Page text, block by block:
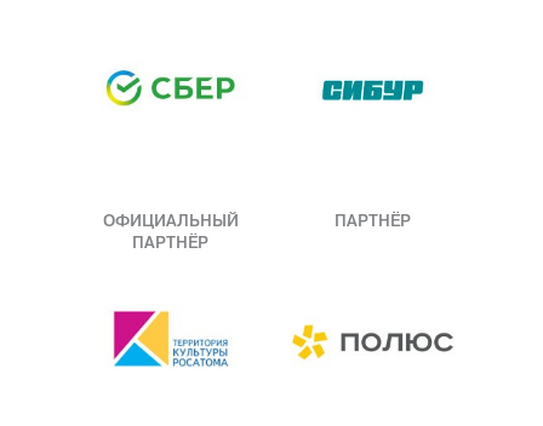
ОФИЦИАЛЬНЫЙ
ПАРТНЁР
ПАРТНЁР